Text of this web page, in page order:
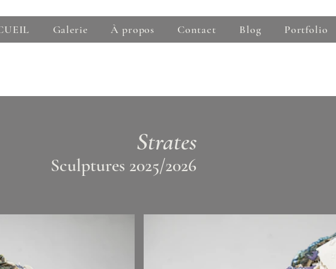
Galerie À propos Contact Blog Portfolio
Strates
Sculptures 2025/2026